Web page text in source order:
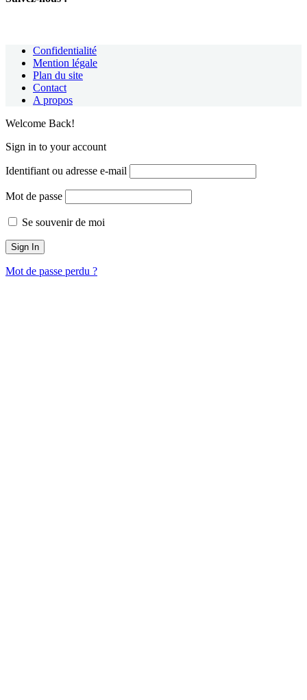
Confidentialité
Mention légale
Plan du site
Contact
A propos
Welcome Back!
Sign in to your account
Identifiant ou adresse e-mail
Mot de passe
Se souvenir de moi
Mot de passe perdu ?